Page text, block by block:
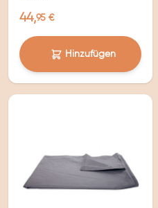
44,95 €
Hinzufügen